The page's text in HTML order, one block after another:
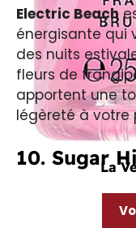
La
Electric Beach
énergisante qui
des nuits
fleurs de
apportent une
légèreté à votre
10. Sugar